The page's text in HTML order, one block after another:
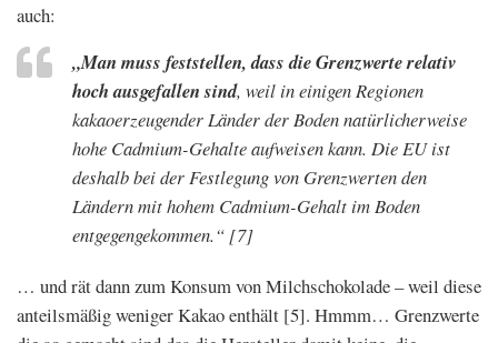
auch:
„Man muss feststellen, dass die Grenzwerte relativ
hoch ausgefallen sind, weil in einigen Regionen
kakaoerzeugender Länder der Boden natürlicherweise
hohe Cadmium-Gehalte aufweisen kann. Die EU ist
deshalb bei der Festlegung von Grenzwerten den
Ländern mit hohem Cadmium-Gehalt im Boden
entgegengekommen.“ [7]
… und rät dann zum Konsum von Milchschokolade – weil diese
anteilsmäßig weniger Kakao enthält [5]. Hmmm… Grenzwerte